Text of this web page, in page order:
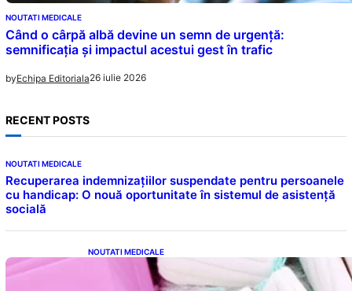
NOUTATI MEDICALE
Când o cârpă albă devine un semn de urgență:
semnificația și impactul acestui gest în trafic
byEchipa Editoriala26 iulie 2026
RECENT POSTS
NOUTATI MEDICALE
Recuperarea indemnizațiilor suspendate pentru persoanele
cu handicap: O nouă oportunitate în sistemul de asistență
socială
NOUTATI MEDICALE
Tampoanele menstruale: O analiză profundă
a riscurilor legate de metale toxice